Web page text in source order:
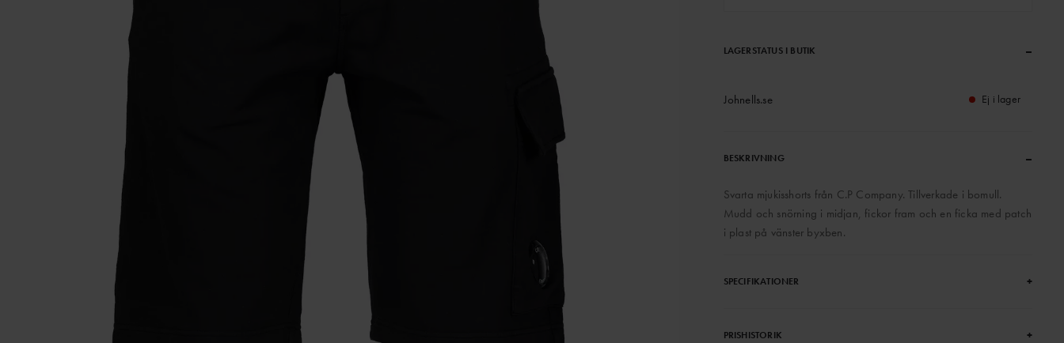
LAGERSTATUS I BUTIK –
Johnells.se Ej i lager
BESKRIVNING –
Svarta mjukisshorts från C.P Company. Tillverkade i bomull.
Mudd och snörning i midjan, fickor fram och en ficka med patch
i plast på vänster byxben.
SPECIFIKATIONER +
PRISHISTORIK +